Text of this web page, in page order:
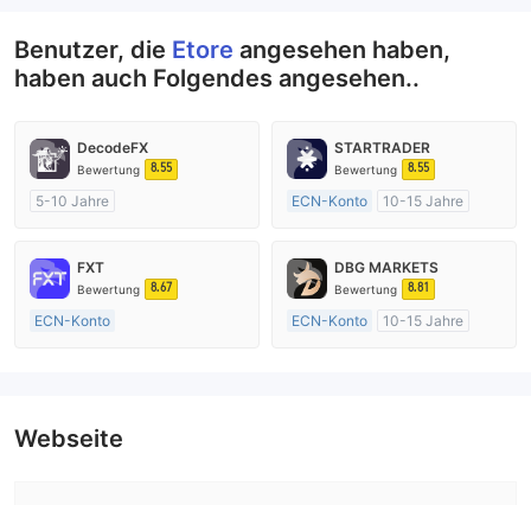
Benutzer, die Etore angesehen haben,
haben auch Folgendes angesehen..
DecodeFX
Bewertung 8.55
5-10 Jahre
Market Making (MM)
MT4-Volllizenz
STARTRADER
Bewertung 8.55
ECN-Konto
10-15 Jahre
Market Making (MM)
MT4-Volllizenz
FXT
Bewertung 8.67
ECN-Konto
MT4-Volllizenz
DBG MARKETS
Bewertung 8.81
ECN-Konto
10-15 Jahre
Webseite